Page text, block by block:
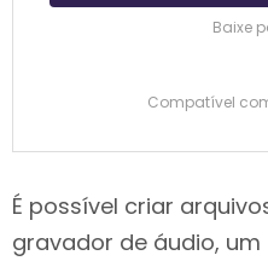
Baixe
Compatível
É possível criar
gravador de áudio, um